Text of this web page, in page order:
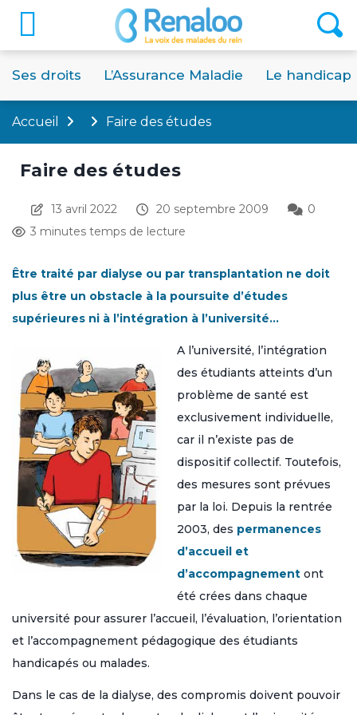
Ses droits L’Assurance Maladie Le handicap
Accueil Faire des études
Faire des études
13 avril 2022 20 septembre 2009
0
3 minutes temps de lecture
Être traité par dialyse ou par transplantation ne doit
plus être un obstacle à la poursuite d’études
supérieures ni à l’intégration à l’université…
A l’université, l’intégration
des étudiants atteints d’un
problème de santé est
exclusivement individuelle,
car il n’existe pas de
dispositif collectif. Toutefois,
des mesures sont prévues
par la loi. Depuis la rentrée
2003, des permanences
d’accueil et
d’accompagnementont
été crées dans chaque
université pour assurer l’accueil, l’évaluation, l’orientation
et l’accompagnement pédagogique des étudiants
handicapés ou malades.
Dans le cas de la dialyse, des compromis doivent pouvoir